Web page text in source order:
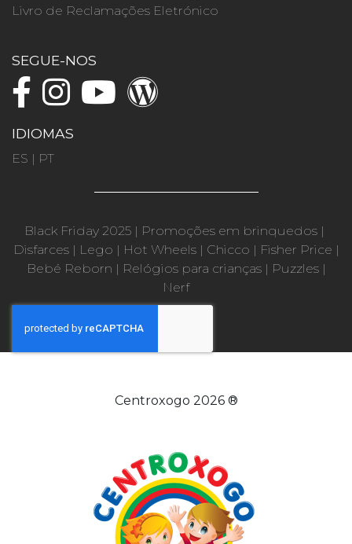
Livro de Reclamações Eletrónico
SEGUE-NOS
IDIOMAS
ES | PT
Black Friday 2025 | Promoções em brinquedos |
Disfarces| Lego | Hot Wheels| Chicco | Fisher Price |
Bebé Reborn | Relógios para crianças| Puzzles|
Nerf
Centroxogo 2026 ®